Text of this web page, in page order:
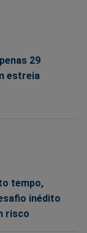
29
estreia
tempo,
inédito
risco